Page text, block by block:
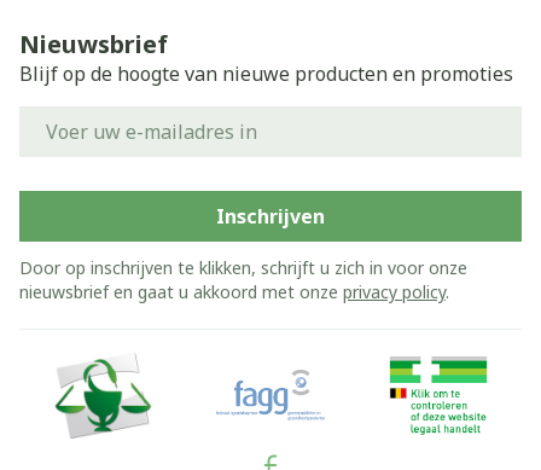
Nieuwsbrief
Blijf op de hoogte van nieuwe producten en promoties
Inschrijven
Door op inschrijven te klikken, schrijft u zich in voor onze
nieuwsbrief en gaat u akkoord met onze privacy policy.